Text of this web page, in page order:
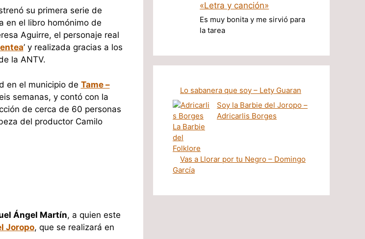
su primera serie de
en el libro homónimo de
Aguirre, el personaje real
’ y realizada gracias a los
la ANTV.
en el municipio de Tame –
semanas, y contó con la
de cerca de 60 personas
del productor Camilo
Ángel Martín, a quien este
Joropo, que se realizará en
«Letra y canción»
Es muy bonita y me sirvió para
la tarea
Lo sabanera que soy – Lety Guaran
Soy la Barbie del Joropo –
Adricarlis Borges
Vas a Llorar por tu Negro – Domingo
García